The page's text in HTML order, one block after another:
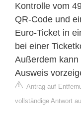
Kontrolle vom
QR-Code und
Euro-Ticket in
bei einer
Außerdem
Ausweis
Antrag auf
vollständige Antwort